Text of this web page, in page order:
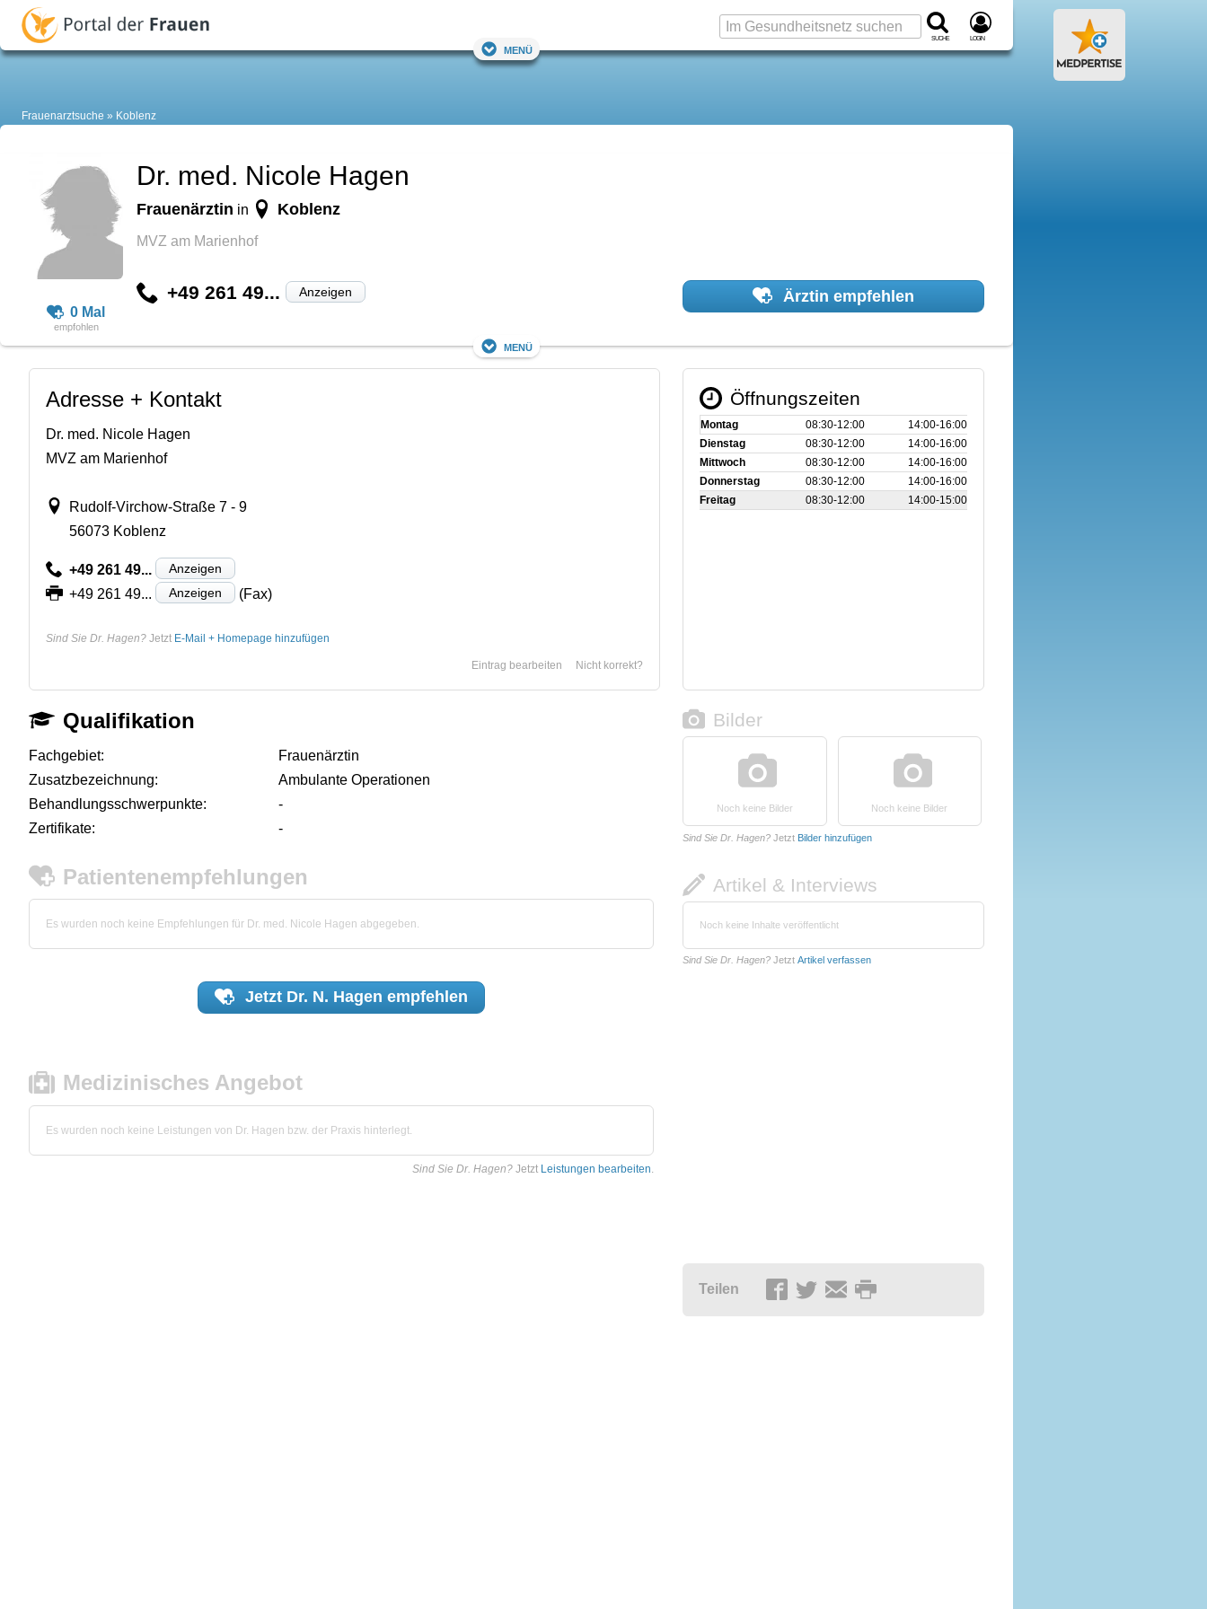
Suche Login
Menü
Frauenarztsuche Koblenz
0 Mal
Dr. med. Nicole Hagen
Frauenärztin in Koblenz
MVZ am Marienhof
+49 261 49... Anzeigen Ärztin empfehlen
Menü
Adresse + Kontakt
Dr. med. Nicole Hagen
MVZ am Marienhof
Rudolf-Virchow-Straße 7 - 9
56073 Koblenz
+49 261 49... Anzeigen
+49 261 49... Anzeigen (Fax)
Sind Sie Dr. Hagen? Jetzt E-Mail + Homepage hinzufügen
Nicht korrekt?
Eintrag bearbeiten
Öffnungszeiten
Montag 08:30‑12:00
14:00‑16:00
Dienstag
08:30‑12:00
14:00‑16:00
Mittwoch
08:30‑12:00
14:00‑16:00
Donnerstag
08:30‑12:00
14:00‑16:00
Freitag
08:30‑12:00 14:00‑15:00
Qualifikation
Fachgebiet:
Frauenärztin
Zusatzbezeichnung:
Ambulante Operationen
Behandlungsschwerpunkte:
-
Zertifikate:
-
Patientenempfehlungen
Es wurden noch keine Empfehlungen für Dr. med. Nicole Hagen abgegeben.
Jetzt Dr. N. Hagen empfehlen
Medizinisches Angebot
Es wurden noch keine Leistungen von Dr. Hagen bzw. der Praxis hinterlegt.
Sind Sie Dr. Hagen? Jetzt Leistungen bearbeiten.
Bilder
Noch keine Bilder Noch keine Bilder
Sind Sie Dr. Hagen? Jetzt Bilder hinzufügen
Artikel & Interviews
Noch keine Inhalte veröffentlicht
Sind Sie Dr. Hagen? Jetzt Artikel verfassen
Teilen